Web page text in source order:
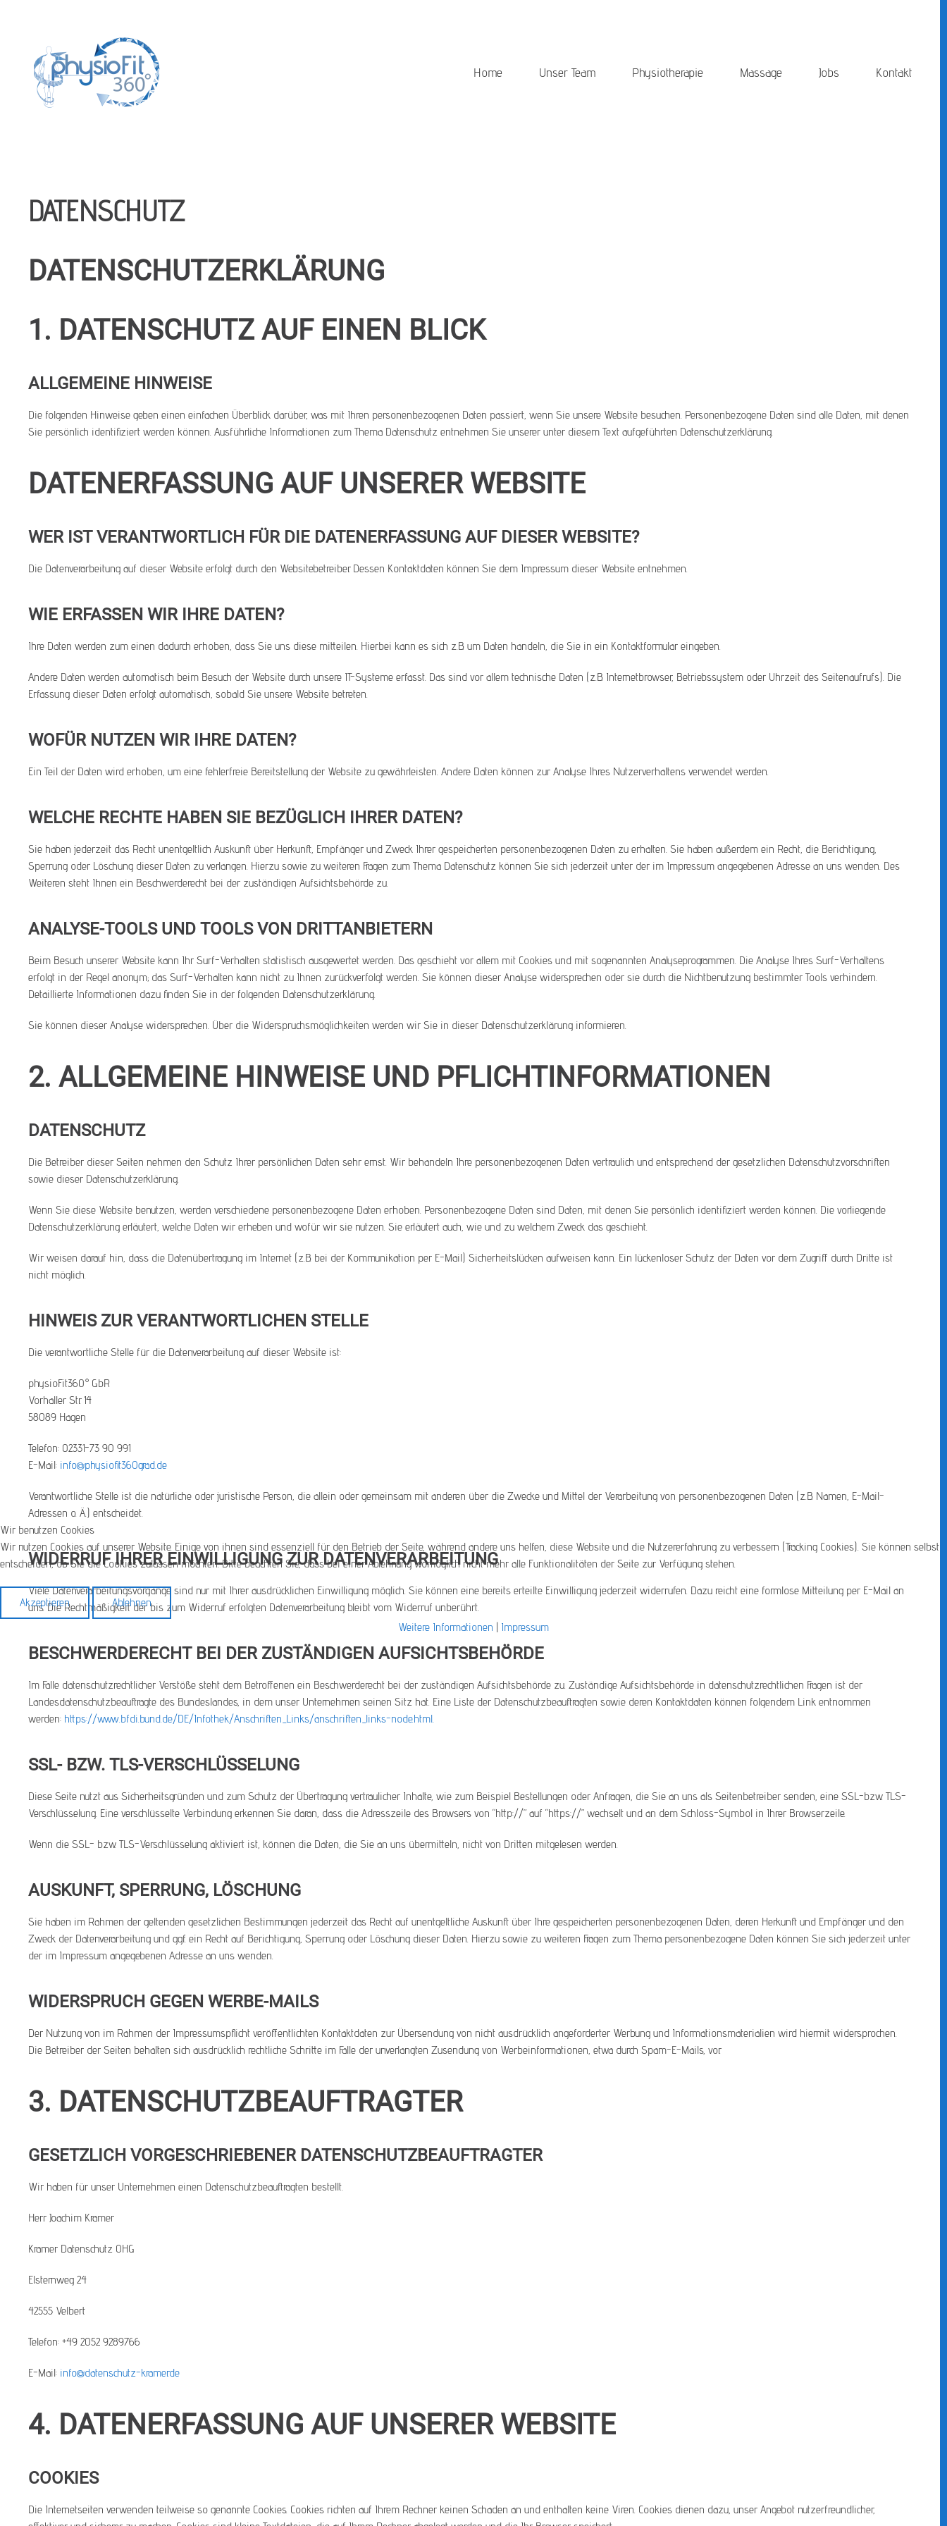
Home Unser Team Physiotherapie Massage Jobs Kontakt
DATENSCHUTZ
DATENSCHUTZERKLÄRUNG
1. DATENSCHUTZ AUF EINEN BLICK
ALLGEMEINE HINWEISE
Die folgenden Hinweise geben einen einfachen Überblick darüber, was mit Ihren personenbezogenen Daten passiert, wenn Sie unsere Website besuchen. Personenbezogene Daten sind alle Daten, mit denen
Sie persönlich identifiziert werden können. Ausführliche Informationen zum Thema Datenschutz entnehmen Sie unserer unter diesem Text aufgeführten Datenschutzerklärung.
DATENERFASSUNG AUF UNSERER WEBSITE
WER IST VERANTWORTLICH FÜR DIE DATENERFASSUNG AUF DIESER WEBSITE?
Die Datenverarbeitung auf dieser Website erfolgt durch den Websitebetreiber. Dessen Kontaktdaten können Sie dem Impressum dieser Website entnehmen.
WIE ERFASSEN WIR IHRE DATEN?
Ihre Daten werden zum einen dadurch erhoben, dass Sie uns diese mitteilen. Hierbei kann es sich z.B. um Daten handeln, die Sie in ein Kontaktformular eingeben.
Andere Daten werden automatisch beim Besuch der Website durch unsere IT-Systeme erfasst. Das sind vor allem technische Daten (z.B. Internetbrowser, Betriebssystem oder Uhrzeit des Seitenaufrufs). Die
Erfassung dieser Daten erfolgt automatisch, sobald Sie unsere Website betreten.
WOFÜR NUTZEN WIR IHRE DATEN?
Ein Teil der Daten wird erhoben, um eine fehlerfreie Bereitstellung der Website zu gewährleisten. Andere Daten können zur Analyse Ihres Nutzerverhaltens verwendet werden.
WELCHE RECHTE HABEN SIE BEZÜGLICH IHRER DATEN?
Sie haben jederzeit das Recht unentgeltlich Auskunft über Herkunft, Empfänger und Zweck Ihrer gespeicherten personenbezogenen Daten zu erhalten. Sie haben außerdem ein Recht, die Berichtigung,
Sperrung oder Löschung dieser Daten zu verlangen. Hierzu sowie zu weiteren Fragen zum Thema Datenschutz können Sie sich jederzeit unter der im Impressum angegebenen Adresse an uns wenden. Des
Weiteren steht Ihnen ein Beschwerderecht bei der zuständigen Aufsichtsbehörde zu.
ANALYSE-TOOLS UND TOOLS VON DRITTANBIETERN
Beim Besuch unserer Website kann Ihr Surf-Verhalten statistisch ausgewertet werden. Das geschieht vor allem mit Cookies und mit sogenannten Analyseprogrammen. Die Analyse Ihres Surf-Verhaltens
erfolgt in der Regel anonym; das Surf-Verhalten kann nicht zu Ihnen zurückverfolgt werden. Sie können dieser Analyse widersprechen oder sie durch die Nichtbenutzung bestimmter Tools verhindern.
Detaillierte Informationen dazu finden Sie in der folgenden Datenschutzerklärung.
Sie können dieser Analyse widersprechen. Über die Widerspruchsmöglichkeiten werden wir Sie in dieser Datenschutzerklärung informieren.
2. ALLGEMEINE HINWEISE UND PFLICHTINFORMATIONEN
DATENSCHUTZ
Die Betreiber dieser Seiten nehmen den Schutz Ihrer persönlichen Daten sehr ernst. Wir behandeln Ihre personenbezogenen Daten vertraulich und entsprechend der gesetzlichen Datenschutzvorschriften
sowie dieser Datenschutzerklärung.
Wenn Sie diese Website benutzen, werden verschiedene personenbezogene Daten erhoben. Personenbezogene Daten sind Daten, mit denen Sie persönlich identifiziert werden können. Die vorliegende
Datenschutzerklärung erläutert, welche Daten wir erheben und wofür wir sie nutzen. Sie erläutert auch, wie und zu welchem Zweck das geschieht.
Wir weisen darauf hin, dass die Datenübertragung im Internet (z.B. bei der Kommunikation per E-Mail) Sicherheitslücken aufweisen kann. Ein lückenloser Schutz der Daten vor dem Zugriff durch Dritte ist
nicht möglich.
HINWEIS ZUR VERANTWORTLICHEN STELLE
Die verantwortliche Stelle für die Datenverarbeitung auf dieser Website ist:
physioFit360° GbR
Vorhaller Str. 14
58089 Hagen
Telefon: 02331-73 90 991
E-Mail: info@physiofit360grad.de
Verantwortliche Stelle ist die natürliche oder juristische Person, die allein oder gemeinsam mit anderen über die Zwecke und Mittel der Verarbeitung von personenbezogenen Daten (z.B. Namen, E-Mail-
Adressen o. Ä.) entscheidet.
WIDERRUF IHRER EINWILLIGUNG ZUR DATENVERARBEITUNG
Viele Datenverarbeitungsvorgänge sind nur mit Ihrer ausdrücklichen Einwilligung möglich. Sie können eine bereits erteilte Einwilligung jederzeit widerrufen. Dazu reicht eine formlose Mitteilung per E-Mail an
uns. Die Rechtmäßigkeit der bis zum Widerruf erfolgten Datenverarbeitung bleibt vom Widerruf unberührt.
BESCHWERDERECHT BEI DER ZUSTÄNDIGEN AUFSICHTSBEHÖRDE
Im Falle datenschutzrechtlicher Verstöße steht dem Betroffenen ein Beschwerderecht bei der zuständigen Aufsichtsbehörde zu. Zuständige Aufsichtsbehörde in datenschutzrechtlichen Fragen ist der
Landesdatenschutzbeauftragte des Bundeslandes, in dem unser Unternehmen seinen Sitz hat. Eine Liste der Datenschutzbeauftragten sowie deren Kontaktdaten können folgendem Link entnommen
werden: https://www.bfdi.bund.de/DE/Infothek/Anschriften_Links/anschriften_links-node.html.
SSL- BZW. TLS-VERSCHLÜSSELUNG
Diese Seite nutzt aus Sicherheitsgründen und zum Schutz der Übertragung vertraulicher Inhalte, wie zum Beispiel Bestellungen oder Anfragen, die Sie an uns als Seitenbetreiber senden, eine SSL-bzw. TLS-
Verschlüsselung. Eine verschlüsselte Verbindung erkennen Sie daran, dass die Adresszeile des Browsers von “http://” auf “https://” wechselt und an dem Schloss-Symbol in Ihrer Browserzeile.
Wenn die SSL- bzw. TLS-Verschlüsselung aktiviert ist, können die Daten, die Sie an uns übermitteln, nicht von Dritten mitgelesen werden.
AUSKUNFT, SPERRUNG, LÖSCHUNG
Sie haben im Rahmen der geltenden gesetzlichen Bestimmungen jederzeit das Recht auf unentgeltliche Auskunft über Ihre gespeicherten personenbezogenen Daten, deren Herkunft und Empfänger und den
Zweck der Datenverarbeitung und ggf. ein Recht auf Berichtigung, Sperrung oder Löschung dieser Daten. Hierzu sowie zu weiteren Fragen zum Thema personenbezogene Daten können Sie sich jederzeit unter
der im Impressum angegebenen Adresse an uns wenden.
WIDERSPRUCH GEGEN WERBE-MAILS
Der Nutzung von im Rahmen der Impressumspflicht veröffentlichten Kontaktdaten zur Übersendung von nicht ausdrücklich angeforderter Werbung und Informationsmaterialien wird hiermit widersprochen.
Die Betreiber der Seiten behalten sich ausdrücklich rechtliche Schritte im Falle der unverlangten Zusendung von Werbeinformationen, etwa durch Spam-E-Mails, vor.
3. DATENSCHUTZBEAUFTRAGTER
GESETZLICH VORGESCHRIEBENER DATENSCHUTZBEAUFTRAGTER
Wir haben für unser Unternehmen einen Datenschutzbeauftragten bestellt.
Herr Joachim Kramer
Kramer Datenschutz OHG
Elsternweg 24
42555 Velbert
Telefon: +49 2052 9289766
E-Mail: info@datenschutz-kramer.de
4. DATENERFASSUNG AUF UNSERER WEBSITE
COOKIES
Die Internetseiten verwenden teilweise so genannte Cookies. Cookies richten auf Ihrem Rechner keinen Schaden an und enthalten keine Viren. Cookies dienen dazu, unser Angebot nutzerfreundlicher,
Wir benutzen Cookies
Wir nutzen Cookies auf unserer Website. Einige von ihnen sind essenziell für den Betrieb der Seite, während andere uns helfen, diese Website und die Nutzererfahrung zu verbessern (Tracking Cookies). Sie können selbst
entscheiden, ob Sie die Cookies zulassen möchten. Bitte beachten Sie, dass bei einer Ablehnung womöglich nicht mehr alle Funktionalitäten der Seite zur Verfügung stehen.
Akzeptieren
Ablehnen
Weitere Informationen | Impressum